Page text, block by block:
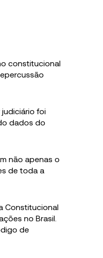
constitucional
foi
dados do
não apenas o
de toda a
Constitucional
no Brasil.
de